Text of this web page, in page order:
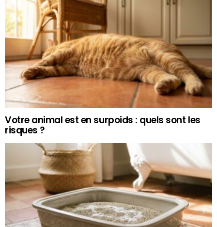
Votre animal est en surpoids : quels sont les
risques ?